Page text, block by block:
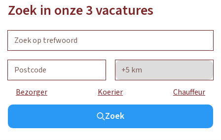
Zoek in onze3vacatures
Bezorger Koerier Chauffeur
Zoek